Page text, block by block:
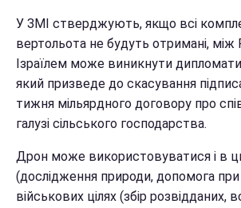
У ЗМІ стверджують, якщо всі
вертольота не будуть отримані, між
Ізраїлем може виникнути
який призведе до скасування
тижня мільярдного договору про
галузі сільського господарства.
Дрон може використовуватися і в
(дослідження природи, допомога
військових цілях (збір розвідданих,